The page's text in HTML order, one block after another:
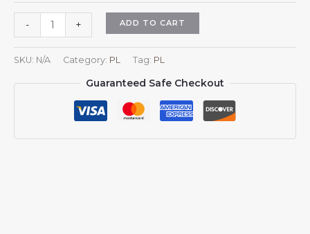
-
szt.
okrągłych
odznak
z
+ ADD TO CART
SKU: N/A Category: PL Tag: PL
Guaranteed Safe Checkout